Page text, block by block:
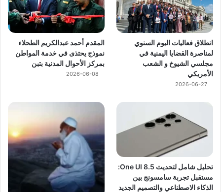
انطلاق فعاليات اليوم السنوي
لمناصرة القضايا اليمنية في
مجلسي الشيوخ و الشعب
الأمريكي
2026-06-27
المقدم أحمد عبدالكريم الطحلاء
نموذج يحتذى في خدمة المواطن
بمركز الأحوال المدنية بتبن
2026-06-08
تحليل شامل لتحديث One UI 8.5:
مستقبل تجربة سامسونج بين
الذكاء الاصطناعي والتصميم الجديد